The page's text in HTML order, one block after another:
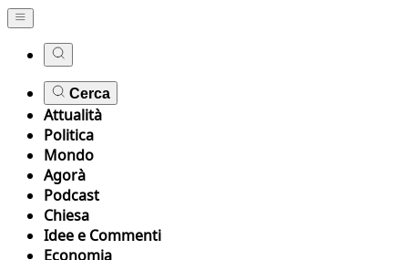
Cerca
Attualità
Politica
Mondo
Agorà
Podcast
Chiesa
Idee e Commenti
Economia